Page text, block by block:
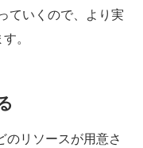
ていくので、より実
。
のリソースが用意さ